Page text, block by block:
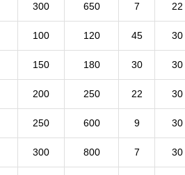
300 650 7 22
100 120 45 30
150 180 30 30
200 250 22 30
250 600 9 30
300 800 7 30